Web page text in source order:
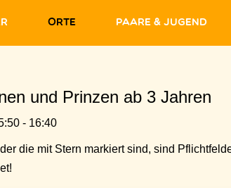
Orte Paare & Jugend
und Prinzen ab 3 Jahren
- 16:40
die mit Stern markiert sind, sind